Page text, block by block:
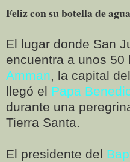
Feliz con su botella de
El lugar donde San
encuentra a unos 50
Amman, la capital
llegó el Papa
durante una
Tierra Santa.
El presidente del